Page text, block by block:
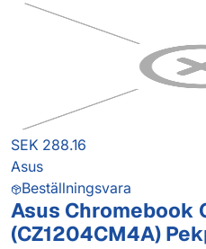
SEK 288.16
Asus
Beställningsvara
Asus Chromebook
(CZ1204CM4A)